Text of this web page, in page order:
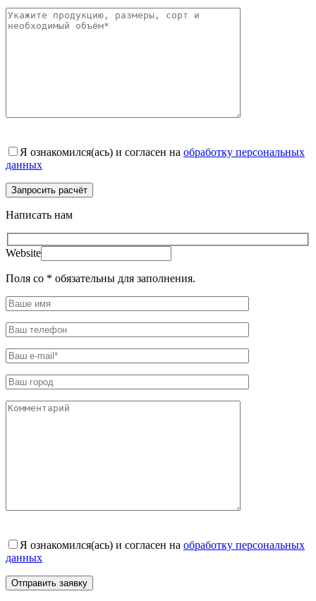
Я ознакомился(ась) и согласен на обработку персональных
данных
Написать нам
Website
Поля со * обязательны для заполнения.
Я ознакомился(ась) и согласен на обработку персональных
данных